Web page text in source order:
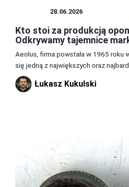
28.06.2026
Kto stoi za produkcją
Odkrywamy tajemnice
Aeolus, firma powstała w 1965 roku
się jedną z największych oraz
Łukasz Kukulski